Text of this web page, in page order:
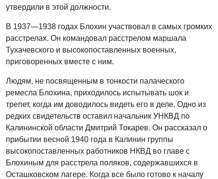
утвердили в этой должности.
В 1937—1938 годах Блохин участвовал в самых громких
расстрелах. Он командовал расстрелом маршала
Тухачевского и высокопоставленных военных,
приговоренных вместе с ним.
Людям, не посвященным в тонкости палаческого
ремесла Блохина, приходилось испытывать шок и
трепет, когда им доводилось видеть его в деле. Одно из
редких свидетельств оставил начальник УНКВД по
Калининской области Дмитрий Токарев. Он рассказал о
прибытии весной 1940 года в Калинин группы
высокопоставленных работников НКВД во главе с
Блохиным для расстрела поляков, содержавшихся в
Осташковском лагере. Когда все было готово к началу